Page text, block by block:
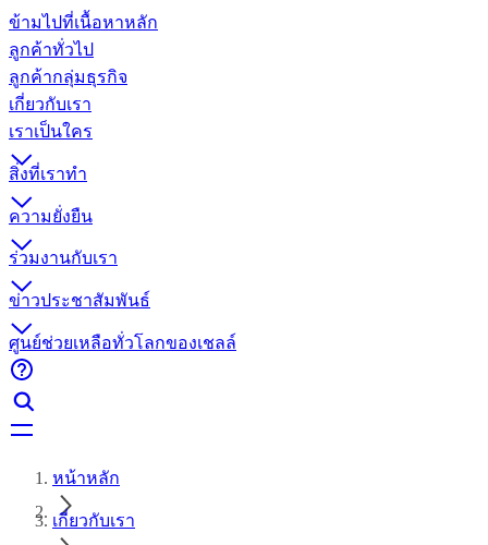
ข้ามไปที่เนื้อหาหลัก
ลูกค้าทั่วไป
ลูกค้ากลุ่มธุรกิจ
เกี่ยวกับเรา
เราเป็นใคร
สิ่งที่เราทำ
ความยั่งยืน
ร่วมงานกับเรา
ข่าวประชาสัมพันธ์
ศูนย์ช่วยเหลือทั่วโลกของเชลล์
หน้าหลัก
เกี่ยวกับเรา